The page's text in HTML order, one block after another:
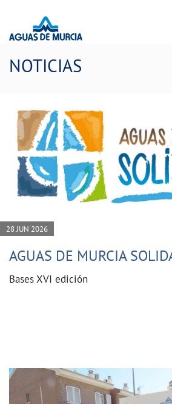
NOTICIAS
28 JUN 2026
AGUAS DE MURCIA
Bases XVI edición